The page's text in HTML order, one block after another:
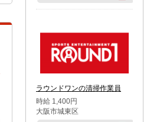
ラウンドワンの清掃作業員
時給 1,400円
大阪市城東区